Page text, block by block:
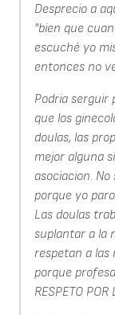
Desprecio a
"bien que
escuché yo
entonces no
Podria serguir
que los
doulas, las
mejor alguna
asociacion.
porque yo
Las doulas
suplantar a la
respetan a las
porque
RESPETO POR